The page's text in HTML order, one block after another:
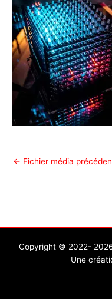
← Fichier média
Copyright © 2022-
Une